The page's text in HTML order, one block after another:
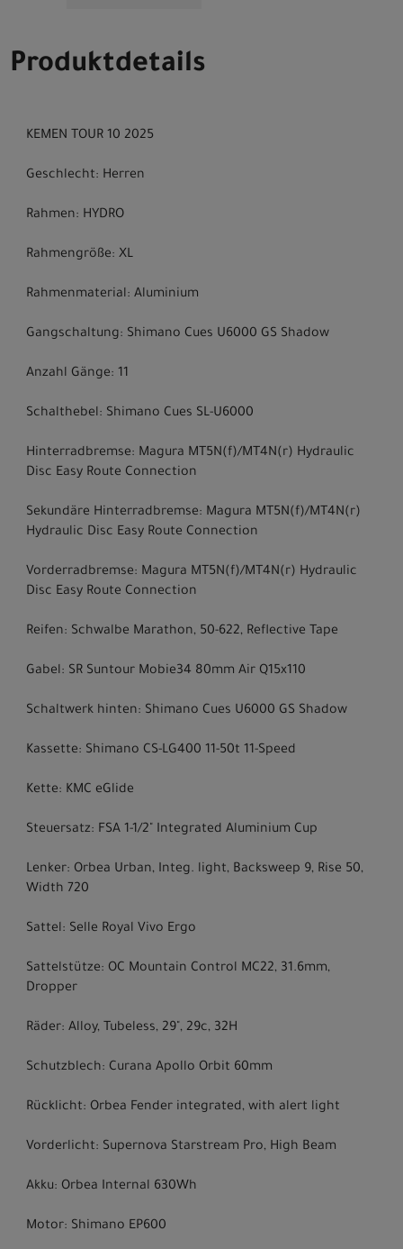
Produktdetails
KEMEN TOUR 10 2025
Geschlecht: Herren
Rahmen: HYDRO
Rahmengröße: XL
Rahmenmaterial: Aluminium
Gangschaltung: Shimano Cues U6000 GS Shadow
Anzahl Gänge: 11
Schalthebel: Shimano Cues SL-U6000
Hinterradbremse: Magura MT5N(f)/MT4N(r) Hydraulic
Disc Easy Route Connection
Sekundäre Hinterradbremse: Magura MT5N(f)/MT4N(r)
Hydraulic Disc Easy Route Connection
Vorderradbremse: Magura MT5N(f)/MT4N(r) Hydraulic
Disc Easy Route Connection
Reifen: Schwalbe Marathon, 50-622, Reflective Tape
Gabel: SR Suntour Mobie34 80mm Air Q15x110
Schaltwerk hinten: Shimano Cues U6000 GS Shadow
Kassette: Shimano CS-LG400 11-50t 11-Speed
Kette: KMC eGlide
Steuersatz: FSA 1-1/2" Integrated Aluminium Cup
Lenker: Orbea Urban, Integ. light, Backsweep 9, Rise 50,
Width 720
Sattel: Selle Royal Vivo Ergo
Sattelstütze: OC Mountain Control MC22, 31.6mm,
Dropper
Räder: Alloy, Tubeless, 29", 29c, 32H
Schutzblech: Curana Apollo Orbit 60mm
Rücklicht: Orbea Fender integrated, with alert light
Vorderlicht: Supernova Starstream Pro, High Beam
Akku: Orbea Internal 630Wh
Motor: Shimano EP600